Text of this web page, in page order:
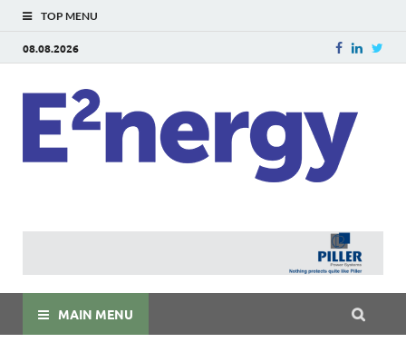
TOP MENU
08.08.2026
MAIN MENU